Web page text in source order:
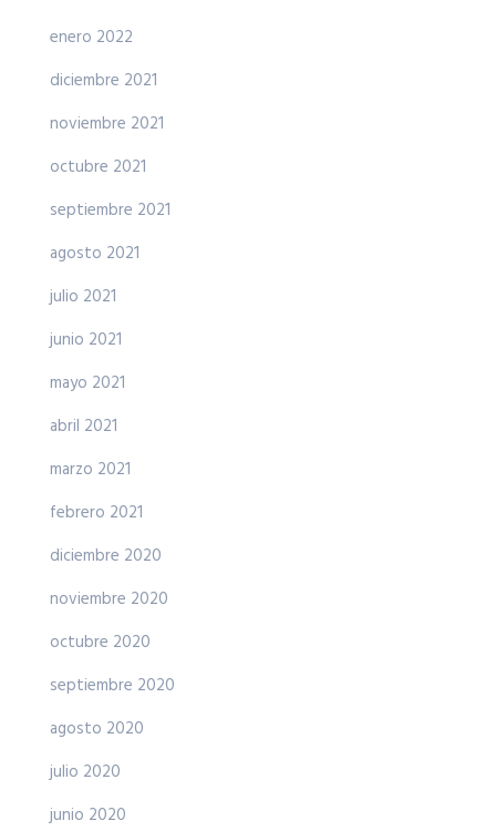
enero 2022
diciembre 2021
noviembre 2021
octubre 2021
septiembre 2021
agosto 2021
julio 2021
junio 2021
mayo 2021
abril 2021
marzo 2021
febrero 2021
diciembre 2020
noviembre 2020
octubre 2020
septiembre 2020
agosto 2020
julio 2020
junio 2020